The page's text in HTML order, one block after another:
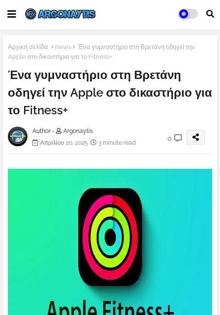
Αρχική σελίδα news
Ένα γυμναστήριο στη Βρετάνη οδηγεί την
Apple στο δικαστήριο για το Fitness+
Ένα γυμναστήριο στη Βρετάνη
οδηγεί την Apple στο δικαστήριο για
το Fitness+
Author -
Argonaytis
Απριλίου 20, 2025
3 minute read
0